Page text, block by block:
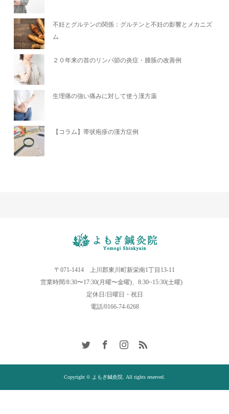
不妊とグルテンの関係：グルテンと不妊の影響とメカニズ
ム
２０年来の首のリンパ節の炎症・腫脹の改善例
生理痛の強い痛みに対して使う漢方薬
【コラム】帯状疱疹の漢方症例
〒071-1414 上川郡東川町新栄南1丁目13-11
営業時間/8:30〜17:30(月曜〜金曜)、8:30~15:30(土曜)
定休日/日曜日・祝日
電話/0166-74-6268
Copyright © よもぎ鍼灸院. All rights reserved.